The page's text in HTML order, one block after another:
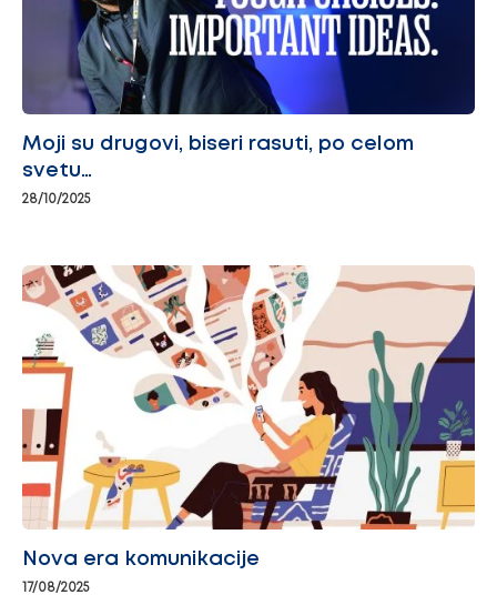
Moji su drugovi, biseri rasuti, po celom
svetu…
28/10/2025
Nova era komunikacije
17/08/2025